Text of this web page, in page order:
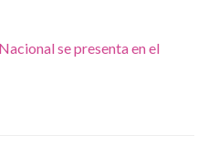
se presenta en el